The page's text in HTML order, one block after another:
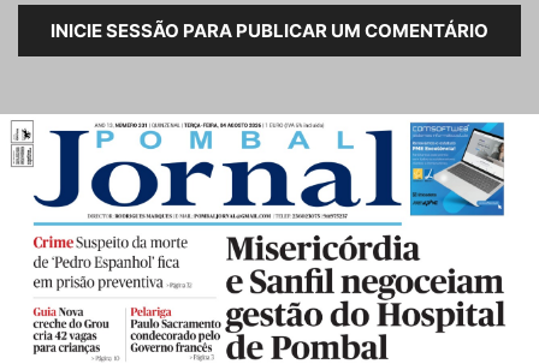
INICIE SESSÃO PARA PUBLICAR UM COMENTÁRIO